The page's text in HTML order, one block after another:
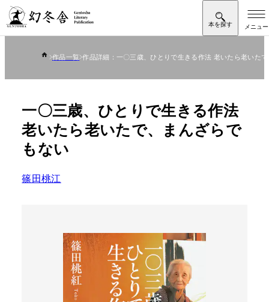
作品一覧 作品詳細：一〇三歳、ひとりで生きる作法 老いたら老いた
一〇三歳、ひとりで生きる作法
老いたら老いたで、まんざらで
もない
篠田桃江